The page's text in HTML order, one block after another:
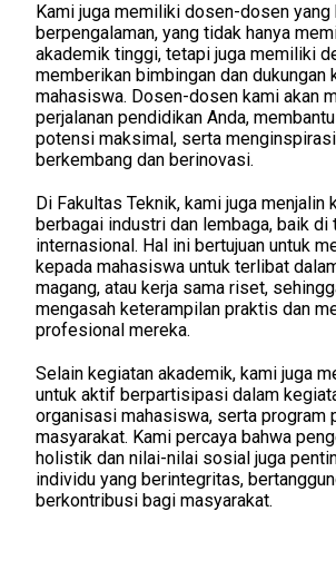
Kami juga memiliki dosen-dosen
berpengalaman, yang tidak hanya
akademik tinggi, tetapi juga memiliki
memberikan bimbingan dan dukungan
mahasiswa. Dosen-dosen kami akan
perjalanan pendidikan Anda,
potensi maksimal, serta
berkembang dan berinovasi.
Di Fakultas Teknik, kami juga menjalin
berbagai industri dan lembaga, baik di
internasional. Hal ini bertujuan untuk
kepada mahasiswa untuk terlibat
magang, atau kerja sama riset,
mengasah keterampilan praktis dan
profesional mereka.
Selain kegiatan akademik, kami juga
untuk aktif berpartisipasi dalam
organisasi mahasiswa, serta program
masyarakat. Kami percaya bahwa
holistik dan nilai-nilai sosial juga
individu yang berintegritas,
berkontribusi bagi masyarakat.